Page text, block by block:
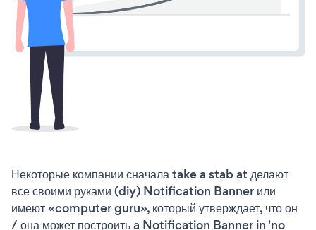
Некоторые компании сначала take a stab at делают
все своими руками (diy) Notification Banner или
имеют «computer guru», который утверждает, что он
/ она может построить a Notification Banner in 'no